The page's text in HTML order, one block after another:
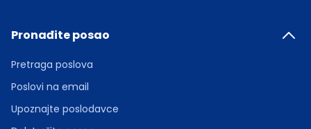
Pronađite posao
Pretraga poslova
Poslovi na email
Upoznajte poslodavce